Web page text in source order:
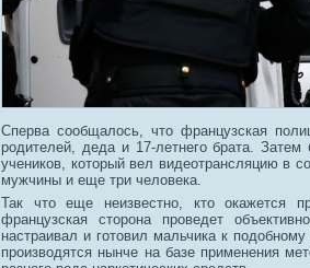
Сперва сообщалось, что французская
родителей, деда и 17-летнего брата.
учеников, который вел видеотрансляцию в
мужчины и еще три человека.
Так что еще неизвестно, кто окажется
французская сторона проведет
настраивал и готовил мальчика к
производятся нынче на базе применения